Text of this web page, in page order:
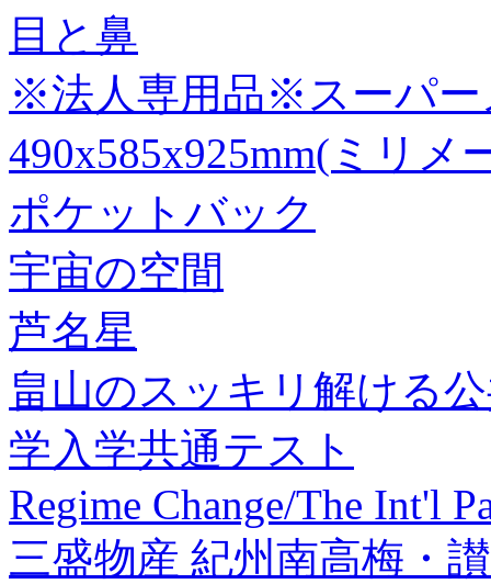
目と鼻
※法人専用品※スーパー
490x585x925mm(ミリメ
ポケットバック
宇宙の空間
芦名星
畠山のスッキリ解ける
学入学共通テスト
Regime Change/The Int'l
三盛物産 紀州南高梅・